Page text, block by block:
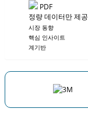
PDF
정량 데이터만 제공
시장 동향
핵심 인사이트
계기반